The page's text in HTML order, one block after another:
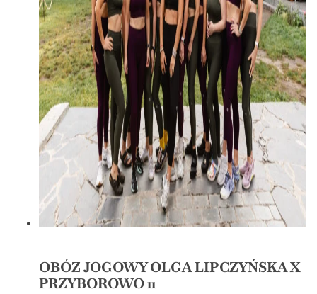
OBÓZ JOGOWY OLGA LIPCZYŃSKA X
PRZYBOROWO 11